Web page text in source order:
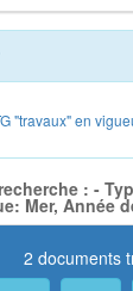
"travaux" en
: -
Mer, Année
2 documents